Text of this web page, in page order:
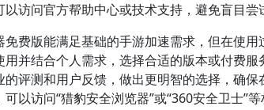
访问官方帮助中心或技术支持，避免盲目尝
费版能满足基础的手游加速需求，但在使
并结合个人需求，选择合适的版本或付费
评测和用户反馈，做出更明智的选择，确
以访问“猎豹安全浏览器”或“360安全卫士”等